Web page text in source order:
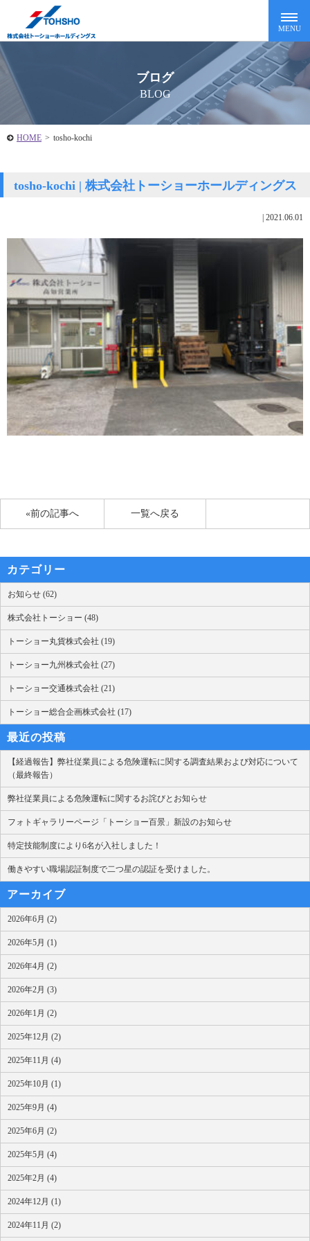
ブログ
BLOG
HOME > tosho-kochi
tosho-kochi | 株式会社トーショーホールディングス
2021.06.01
«前の記事へ 一覧へ戻る
カテゴリー
お知らせ (62)
株式会社トーショー (48)
トーショー丸貨株式会社 (19)
トーショー九州株式会社 (27)
トーショー交通株式会社 (21)
トーショー総合企画株式会社 (17)
最近の投稿
【経過報告】弊社従業員による危険運転に関する調査結果および対応について
（最終報告）
弊社従業員による危険運転に関するお詫びとお知らせ
フォトギャラリーページ「トーショー百景」新設のお知らせ
特定技能制度により6名が入社しました！
働きやすい職場認証制度で二つ星の認証を受けました。
アーカイブ
2026年6月 (2)
2026年5月 (1)
2026年4月 (2)
2026年2月 (3)
2026年1月 (2)
2025年12月 (2)
2025年11月 (4)
2025年10月 (1)
2025年9月 (4)
2025年6月 (2)
2025年5月 (4)
2025年2月 (4)
2024年12月 (1)
2024年11月 (2)